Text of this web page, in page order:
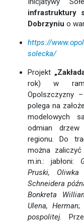
infrastruktury
Dobrzyniu o
https://
solecka/
Projekt
rok) w
Opolszczyzny
polega na
modelowych
odmian drzew
regionu. Do
można
m.in.: jabłoni:
Pruski, Oliwka
Schneidera
Bonkreta
Ulena, Herman;
pospolitej.